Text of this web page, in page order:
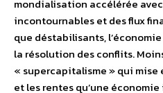
mondialisation accélérée
incontournables et des flux
que déstabilisants,
la résolution des conflits.
« supercapitalisme » qui
et les rentes qu’une